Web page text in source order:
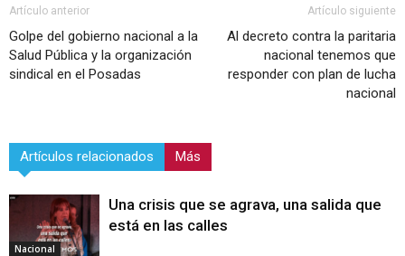
Artículo anterior
Golpe del gobierno nacional a la
Salud Pública y la organización
sindical en el Posadas
Artículo siguiente
Al decreto contra la paritaria
nacional tenemos que
responder con plan de lucha
nacional
Artículos relacionados Más
Nacional
Una crisis que se agrava, una salida que
está en las calles